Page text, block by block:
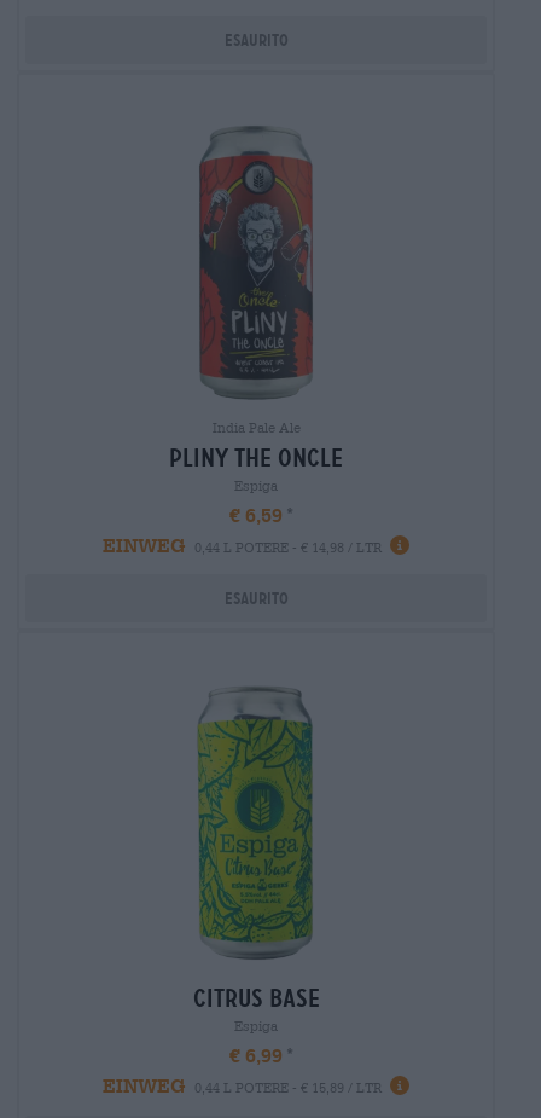
Esaurito
India Pale Ale
pliny the oncle
Espiga
€ 6,59
EINWEG
0,44 L POTERE - € 14,98 / LTR
Esaurito
citrus base
Espiga
€ 6,99
EINWEG
0,44 L POTERE - € 15,89 / LTR